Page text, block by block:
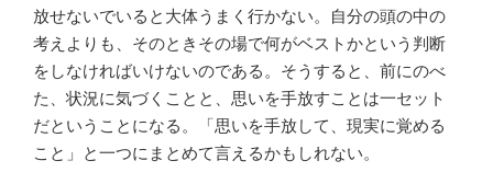
放せないでいると大体うまく行かない。自分の頭の中の
考えよりも、そのときその場で何がベストかという判断
をしなければいけないのである。そうすると、前にのべ
た、状況に気づくことと、思いを手放すことは一セット
だということになる。「思いを手放して、現実に覚める
こと」と一つにまとめて言えるかもしれない。